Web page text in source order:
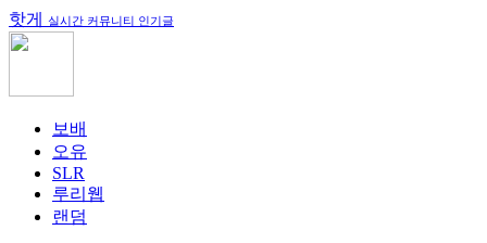
핫게 실시간 커뮤니티 인기글
보배
오유
SLR
루리웹
랜덤